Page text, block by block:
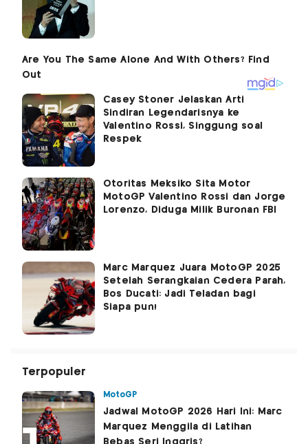
Casey Stoner Jelaskan Arti
Sindiran Legendarisnya ke
Valentino Rossi, Singgung soal
Respek
Otoritas Meksiko Sita Motor
MotoGP Valentino Rossi dan Jorge
Lorenzo, Diduga Milik Buronan FBI
Marc Marquez Juara MotoGP 2025
Setelah Serangkaian Cedera Parah,
Bos Ducati: Jadi Teladan bagi
Siapa pun!
Terpopuler
MotoGP
Jadwal MotoGP 2026 Hari Ini: Marc
Marquez Menggila di Latihan
Bebas Seri Inggris?